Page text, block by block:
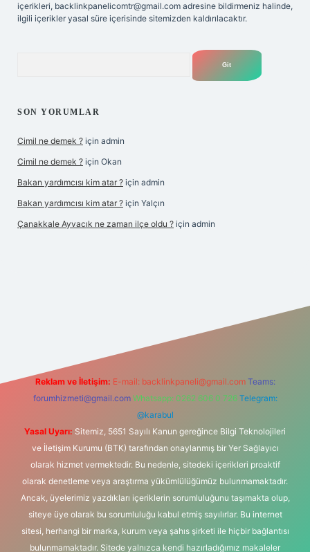
içerikleri, backlinkpanelicomtr@gmail.com adresine bildirmeniz halinde,
ilgili içerikler yasal süre içerisinde sitemizden kaldırılacaktır.
SON YORUMLAR
Cimil ne demek ? için admin
Cimil ne demek ? için Okan
Bakan yardımcısı kim atar ? için admin
Bakan yardımcısı kim atar ? için Yalçın
Çanakkale Ayvacık ne zaman ilçe oldu ? için admin
Reklam ve İletişim: E-mail: backlinkpaneli@gmail.com Teams:
forumhizmeti@gmail.com Whatsapp: 0262 606 0 726 Telegram:
@karabul
Yasal Uyarı: Sitemiz, 5651 Sayılı Kanun gereğince Bilgi Teknolojileri
ve İletişim Kurumu (BTK) tarafından onaylanmış bir Yer Sağlayıcı
olarak hizmet vermektedir. Bu nedenle, sitedeki içerikleri proaktif
olarak denetleme veya araştırma yükümlülüğümüz bulunmamaktadır.
Ancak, üyelerimiz yazdıkları içeriklerin sorumluluğunu taşımakta olup,
siteye üye olarak bu sorumluluğu kabul etmiş sayılırlar. Bu internet
sitesi, herhangi bir marka, kurum veya şahıs şirketi ile hiçbir bağlantısı
bulunmamaktadır. Sitede yalnızca kendi hazırladığımız makaleler